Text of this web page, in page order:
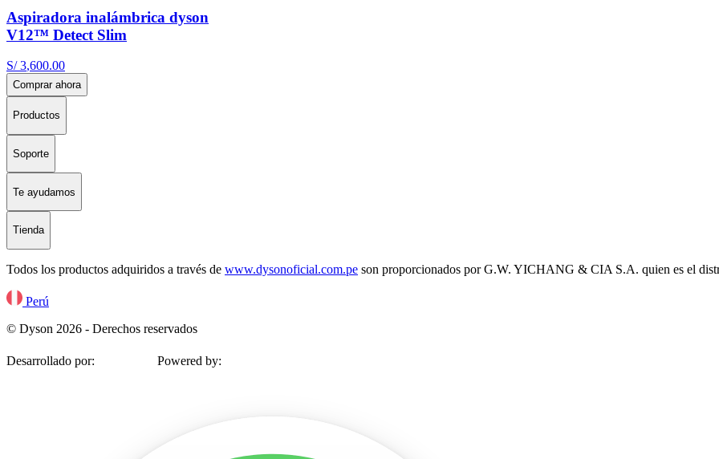
Aspiradora inalámbrica dyson
V12™ Detect Slim
S/ 3,600.00
Comprar ahora
Productos
Soporte
Te ayudamos
Tienda
Todos los productos adquiridos a través de www.dysonoficial.com.pe son proporcionados por G.W. YICHANG & CIA S.A. quien es el
Perú
© Dyson 2026 - Derechos reservados
Desarrollado por: Powered by: